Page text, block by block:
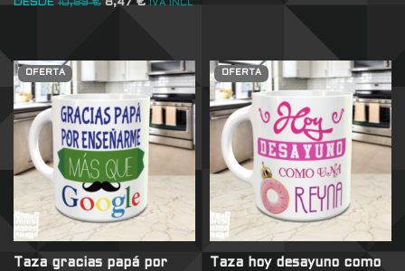
DESDE 10,89€ 8,47€ IVA INCL
OFERTA
Taza gracias papá por
OFERTA
Taza hoy desayuno como